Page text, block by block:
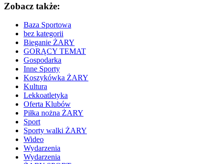
Zobacz także:
Baza Sportowa
bez kategorii
Bieganie ŻARY
GORĄCY TEMAT
Gospodarka
Inne Sporty
Koszykówka ŻARY
Kultura
Lekkoatletyka
Oferta Klubów
Piłka nożna ŻARY
Sport
Sporty walki ŻARY
Wideo
Wydarzenia
Wydarzenia